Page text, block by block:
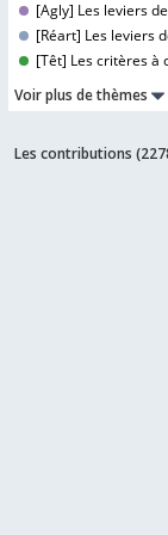
[Agly] Les leviers
[Réart] Les leviers
[Têt] Les critères à
Voir plus de thèmes
Les contributions (